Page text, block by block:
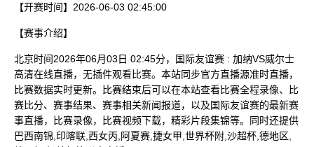
【开赛时间】 2026-06-03 02:45:00
【赛事介绍】
北京时间2026年06月03日 02:45分，国际友谊赛 : 加纳VS威尔士
高清在线直播，无插件观看比赛。本站同步官方直播源准时直播，
比赛数据实时更新。比赛结束后可以在本站查看比赛全程录像、比
赛比分、赛事结果、赛事相关新闻报道，以及国际友谊赛的最新赛
事直播，比赛录像，比赛视频下载，精彩片段集锦等。同时还提供
巴西南锦,印喀联,西女丙,阿夏赛,捷女甲,世界杯附,沙超杯,德地区,